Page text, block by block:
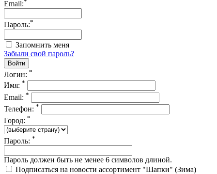
Email:
Пароль:*
Запомнить меня
Забыли свой пароль?
Логин: *
Имя: *
Email: *
Телефон: *
Город: *
Пароль: *
Пароль должен быть не менее 6 символов длиной.
Подписаться на новости ассортимент "Шапки" (Зима)